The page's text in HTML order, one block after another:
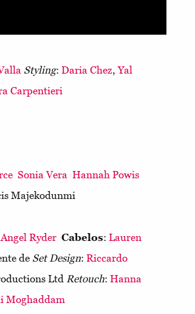
Styling: Daria Chez,Yal
Carpentieri
Sonia Vera Hannah Powis
Majekodunmi
Ryder Cabelos: Lauren
de Set Design: Riccardo
Ltd Retouch: Hanna
Moghaddam